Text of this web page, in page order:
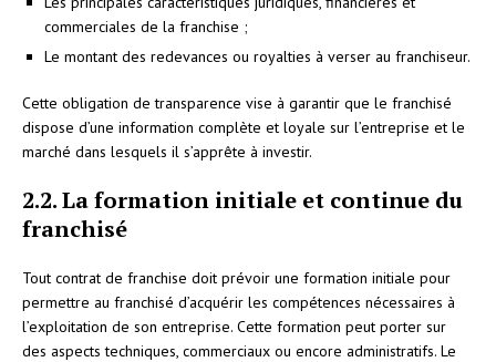
commerciales de la franchise ;
Le montant des redevances ou royalties à verser au franchiseur.
Cette obligation de transparence vise à garantir que le franchisé
dispose d’une information complète et loyale sur l’entreprise et le
marché dans lesquels il s’apprête à investir.
2.2. La formation initiale et continue du
franchisé
Tout contrat de franchise doit prévoir une formation initiale pour
permettre au franchisé d’acquérir les compétences nécessaires à
l’exploitation de son entreprise. Cette formation peut porter sur
des aspects techniques, commerciaux ou encore administratifs. Le